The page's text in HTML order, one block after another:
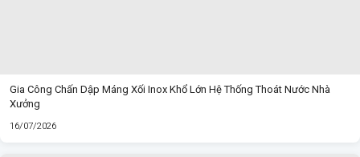
Gia Công Chấn Dập Máng Xối Inox Khổ Lớn Hệ Thống Thoát Nước Nhà
Xưởng
16/07/2026